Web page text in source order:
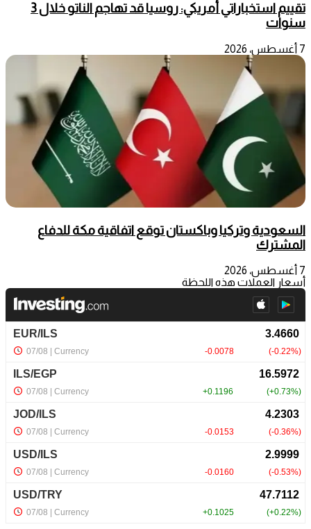
تقييم استخباراتي أمريكي: روسيا قد تهاجم الناتو خلال 3
سنوات
7 أغسطس، 2026
السعودية وتركيا وباكستان توقع اتفاقية مكة للدفاع
المشترك
7 أغسطس، 2026
أسعار العملات هذه اللحظة